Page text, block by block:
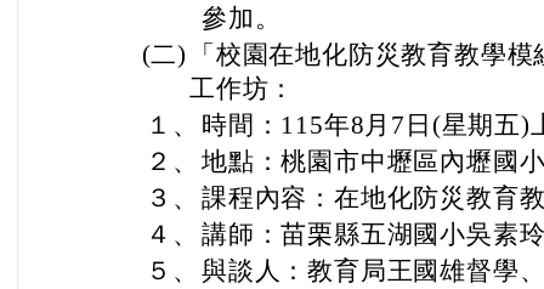
參加。
(二)
「校園在地化防災教育教學
工作坊：
１、
時間：115年8月7日(星期五)
２、 地點：桃園市中壢區內壢國
３、 課程內容：在地化防災教育
４、 講師：苗栗縣五湖國小吳素
５、 與談人：教育局王國雄督學